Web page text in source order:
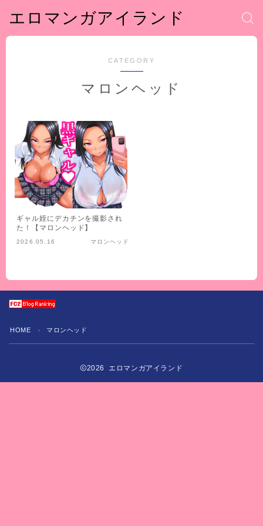
エロマンガアイランド
CATEGORY
マロンヘッド
ギャル姪にデカチンを撮影され
た！【マロンヘッド】
2026.05.16 マロンヘッド
HOME ＞ マロンヘッド
2026 エロマンガアイランド